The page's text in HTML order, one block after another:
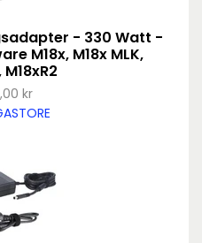
- 330 Watt -
M18x, M18x MLK,
M18xR2
kr